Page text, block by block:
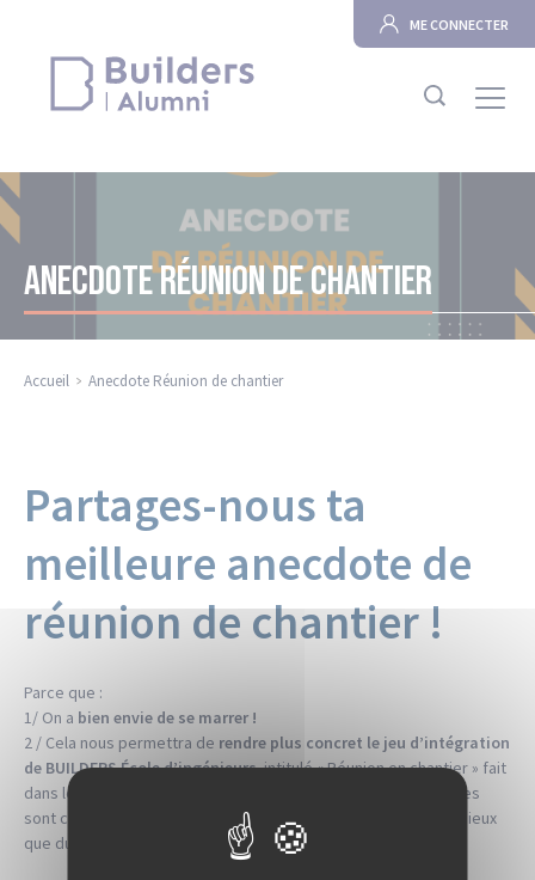
En ce moment
Annuaire
Contact
ME CONNECTER
ANECDOTE RÉUNION DE CHANTIER
Accueil Anecdote Réunion de chantier
Partages-nous ta
meilleure anecdote de
réunion de chantier !
Parce que :
1/ On a bien envie de se marrer !
2 / Cela nous permettra de rendre plus concret le jeu d’intégration
de BUILDERS École d’ingénieursintitulé « Réunion en chantier » fait
dans le cadre de CAP. Lors de ce dispositif, les nouveaux élèves
sont confrontés à de réelles problématiques. Alors quoi de mieux
que du vécu?!